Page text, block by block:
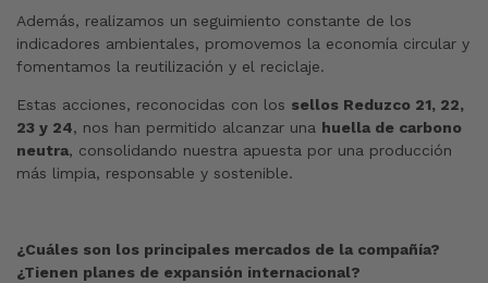
Además, realizamos un seguimiento constante de los
indicadores ambientales, promovemos la economía circular y
fomentamos la reutilización y el reciclaje.
Estas acciones, reconocidas con los sellos Reduzco 21, 22,
23 y 24, nos han permitido alcanzar una huella de carbono
neutra, consolidando nuestra apuesta por una producción
más limpia, responsable y sostenible.
¿Cuáles son los principales mercados de la compañía?
¿Tienen planes de expansión internacional?